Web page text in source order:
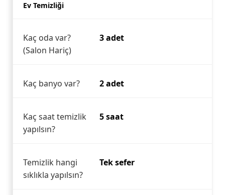
Ev Temizliği
Kaç oda var?
(Salon Hariç)
3 adet
Kaç banyo var? 2 adet
Kaç saat temizlik
yapılsın?
5 saat
Temizlik hangi
sıklıkla yapılsın?
Tek sefer